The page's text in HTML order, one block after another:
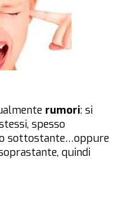
rumori: si
spesso
sottostante…oppure
quindi